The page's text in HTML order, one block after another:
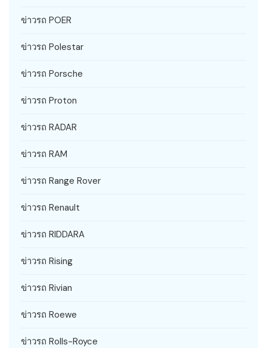
ข่าวรถ POER
ข่าวรถ Polestar
ข่าวรถ Porsche
ข่าวรถ Proton
ข่าวรถ RADAR
ข่าวรถ RAM
ข่าวรถ Range Rover
ข่าวรถ Renault
ข่าวรถ RIDDARA
ข่าวรถ Rising
ข่าวรถ Rivian
ข่าวรถ Roewe
ข่าวรถ Rolls-Royce